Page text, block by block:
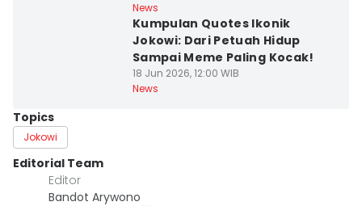
News
Kumpulan Quotes Ikonik
Jokowi: Dari Petuah Hidup
Sampai Meme Paling Kocak!
18 Jun 2026, 12:00 WIB
News
Topics
Jokowi
Editorial Team
Editor
Bandot Arywono